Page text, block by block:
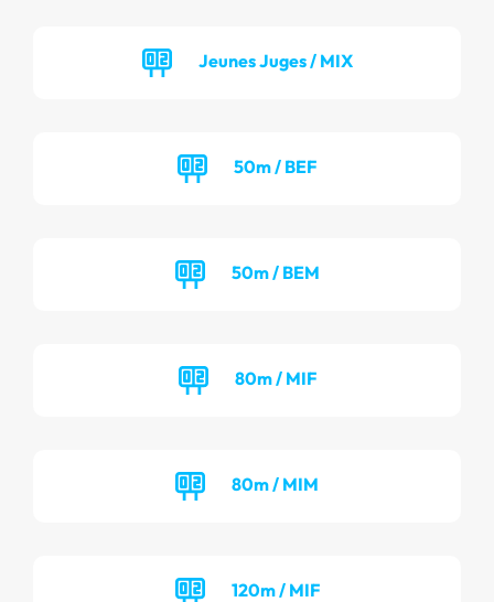
Jeunes Juges / MIX
50m / BEF
50m / BEM
80m / MIF
80m / MIM
120m / MIF